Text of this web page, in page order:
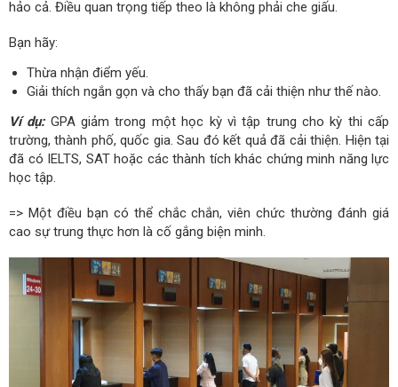
hảo cả. Điều quan trọng tiếp theo là không phải che giấu.
Bạn hãy:
Thừa nhận điểm yếu.
Giải thích ngắn gọn và cho thấy bạn đã cải thiện như thế nào.
Ví dụ: GPA giảm trong một học kỳ vì tập trung cho kỳ thi cấp
trường, thành phố, quốc gia. Sau đó kết quả đã cải thiện. Hiện tại
đã có IELTS, SAT hoặc các thành tích khác chứng minh năng lực
học tập.
=> Một điều bạn có thể chắc chắn, viên chức thường đánh giá
cao sự trung thực hơn là cố gắng biện minh.